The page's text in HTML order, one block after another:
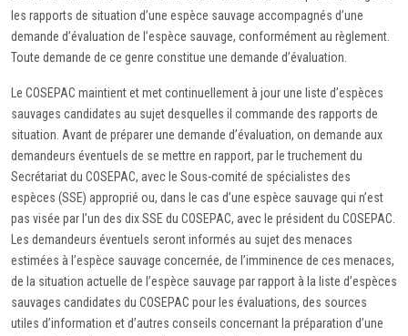
les rapports de situation d’une espèce sauvage accompagnés d’une
demande d’évaluation de l’espèce sauvage, conformément au règlement.
Toute demande de ce genre constitue une demande d’évaluation.
Le COSEPAC maintient et met continuellement à jour une liste d’espèces
sauvages candidates au sujet desquelles il commande des rapports de
situation. Avant de préparer une demande d’évaluation, on demande aux
demandeurs éventuels de se mettre en rapport, par le truchement du
Secrétariat du COSEPAC, avec le Sous-comité de spécialistes des
espèces (SSE) approprié ou, dans le cas d’une espèce sauvage qui n’est
pas visée par l’un des dix SSE du COSEPAC, avec le président du COSEPAC.
Les demandeurs éventuels seront informés au sujet des menaces
estimées à l’espèce sauvage concernée, de l’imminence de ces menaces,
de la situation actuelle de l’espèce sauvage par rapport à la liste d’espèces
sauvages candidates du COSEPAC pour les évaluations, des sources
utiles d’information et d’autres conseils concernant la préparation d’une